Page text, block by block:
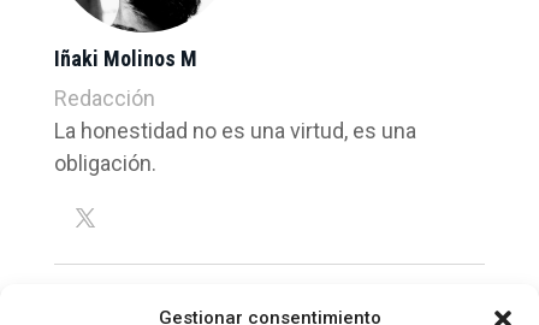
Gestionar consentimiento
Iñaki Molinos M
Redacción
La honestidad no es una virtud, es una
obligación.